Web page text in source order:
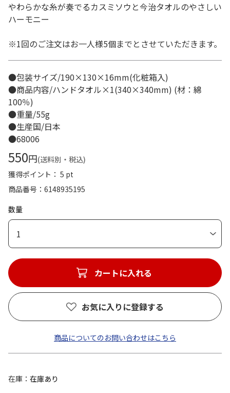
やわらかな糸が奏でるカスミソウと今治タオルのやさしい
ハーモニー
※1回のご注文はお一人様5個までとさせていただきます。
●包装サイズ/190×130×16mm(化粧箱入)
●商品内容/ハンドタオル×1(340×340mm) (材：綿
100％)
●重量/55g
●生産国/日本
●68006
550円(送料別・税込)
獲得ポイント： 5 pt
商品番号
6148935195
数量
1
カートに入れる
お気に入りに登録する
商品についてのお問い合わせはこちら
在庫
在庫あり